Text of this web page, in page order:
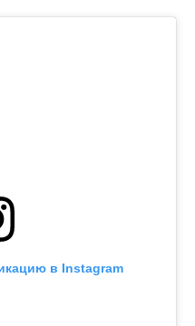
в Instagram